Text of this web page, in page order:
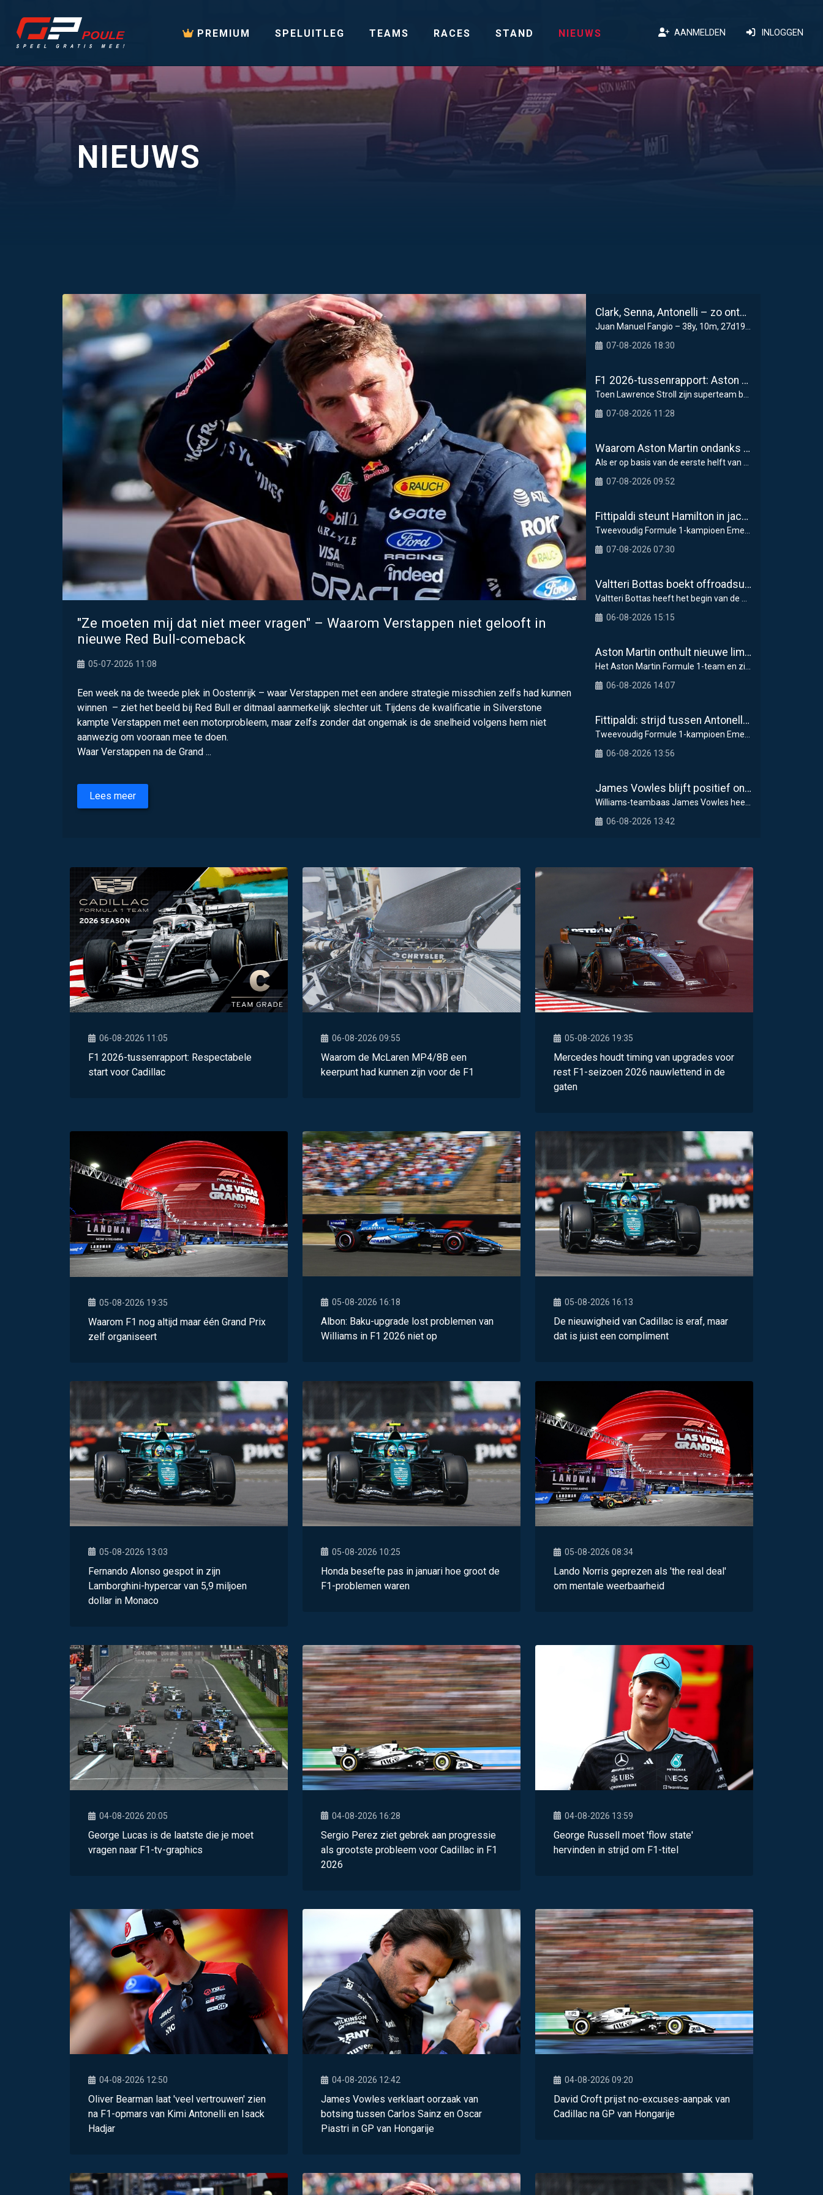
PREMIUM SPELUITLEG TEAMS RACES STAND NIEUWS AANMELDEN INLOGGEN
NIEUWS
"Ze moeten mij dat niet meer vragen" – Waarom Verstappen niet gelooft in
nieuwe Red Bull-comeback
05-07-2026 11:08
Een week na de tweede plek in Oostenrijk – waar Verstappen met een andere strategie misschien zelfs had kunnen
winnen – ziet het beeld bij Red Bull er ditmaal aanmerkelijk slechter uit. Tijdens de kwalificatie in Silverstone
kampte Verstappen met een motorprobleem, maar zelfs zonder dat ongemak is de snelheid volgens hem niet
aanwezig om vooraan mee te doen.
Waar Verstappen na de Grand ...
Lees meer
Clark, Senna, Antonelli – zo ontwikkelde het leeftijdsrecord voor de grand chelem
07-08-2026 18:30
F1 2026-tussenrapport: Aston Martin zoekt eerherstel na dramatische start
07-08-2026 11:28
Waarom Aston Martin ondanks alles aantrekkelijk blijft op de F1-rijdersmarkt
07-08-2026 09:52
Fittipaldi steunt Hamilton in jacht op F1-titel met Ferrari
07-08-2026 07:30
Valtteri Bottas boekt offroadsucces op de fiets tijdens F1-zomerstop
06-08-2026 15:15
Aston Martin onthult nieuwe limited-edition Glenfiddich-whisky
06-08-2026 14:07
Fittipaldi: strijd tussen Antonelli en Russell is goed voor F1
06-08-2026 13:56
James Vowles blijft positief ondanks moeizame start Williams 2026
06-08-2026 13:42
06-08-2026 11:05
F1 2026-tussenrapport: Respectabele
start voor Cadillac
06-08-2026 09:55
Waarom de McLaren MP4/8B een
keerpunt had kunnen zijn voor de F1
05-08-2026 19:35
Mercedes houdt timing van upgrades voor
rest F1-seizoen 2026 nauwlettend in de
gaten
05-08-2026 19:35
Waarom F1 nog altijd maar één Grand Prix
zelf organiseert
05-08-2026 16:18
Albon: Baku-upgrade lost problemen van
Williams in F1 2026 niet op
05-08-2026 16:13
De nieuwigheid van Cadillac is eraf, maar
dat is juist een compliment
05-08-2026 13:03
Fernando Alonso gespot in zijn
Lamborghini-hypercar van 5,9 miljoen
dollar in Monaco
05-08-2026 10:25
Honda besefte pas in januari hoe groot de
F1-problemen waren
05-08-2026 08:34
Lando Norris geprezen als 'the real deal'
om mentale weerbaarheid
04-08-2026 20:05
George Lucas is de laatste die je moet
vragen naar F1-tv-graphics
04-08-2026 16:28
Sergio Perez ziet gebrek aan progressie
als grootste probleem voor Cadillac in F1
2026
04-08-2026 13:59
George Russell moet 'flow state'
hervinden in strijd om F1-titel
04-08-2026 12:50
Oliver Bearman laat 'veel vertrouwen' zien
na F1-opmars van Kimi Antonelli en Isack
Hadjar
04-08-2026 12:42
James Vowles verklaart oorzaak van
botsing tussen Carlos Sainz en Oscar
Piastri in GP van Hongarije
04-08-2026 09:20
David Croft prijst no-excuses-aanpak van
Cadillac na GP van Hongarije